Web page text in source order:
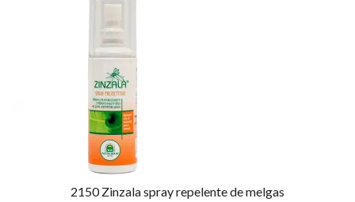
2150Zinzala spray repelente de melgas